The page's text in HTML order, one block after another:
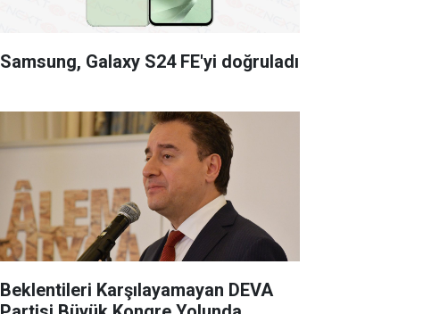
Samsung, Galaxy S24 FE'yi doğruladı
Beklentileri Karşılayamayan DEVA